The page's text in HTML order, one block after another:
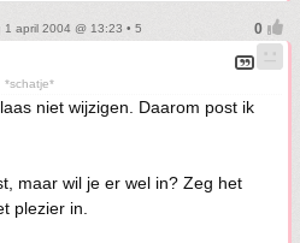
1 april 2004 @ 13:23 • 5
*schatje*
niet wijzigen. Daarom post ik
maar wil je er wel in? Zeg het
plezier in.